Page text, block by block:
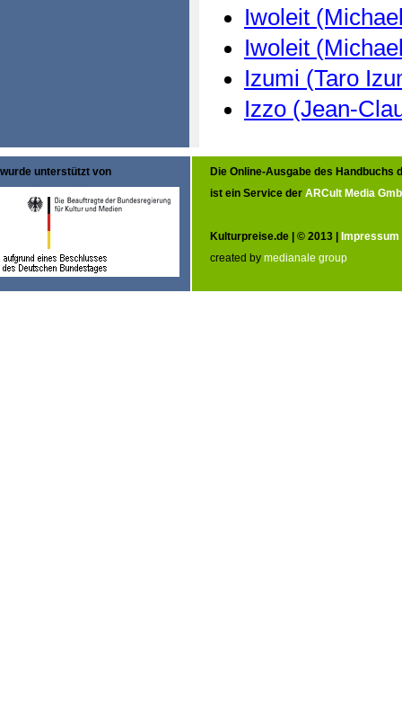
Iwoleit
Iwoleit
Izumi (Taro
Izzo (Jean-
wurde unterstützt von
Die Online-Ausgabe des Handbuchs
ist ein Service der ARCult Media
Kulturpreise.de | © 2013 | Impressum
created by medianale group